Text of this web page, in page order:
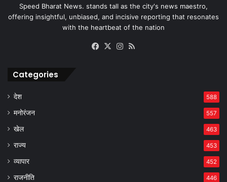
Speed Bharat News. stands tall as the city's news maestro,
offering insightful, unbiased, and incisive reporting that resonates
with the heartbeat of the nation
Facebook
X Instagram
Categories
देश 588
मनोरंजन 557
खेल 463
राज्य 453
व्यापार 452
राजनीति 446